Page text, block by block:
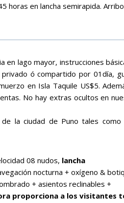
horas en lancha semirapida.
lago mayor, instrucciones
ó compartido por 01día,
en Isla Taquile US$5.
No hay extras ocultos en
la ciudad de Puno tales como
08 nudos, lancha
nocturna + oxígeno &
+ asientos reclinables +
proporciona a los visitantes